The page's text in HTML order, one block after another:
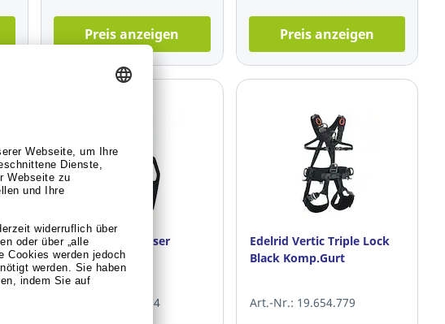
Preis anzeigen Preis anzeigen
Edelrid Hand Cruiser
Rechts
Art.-Nr.: 20.006.654
Edelrid Vertic Triple Lock
Black Komp.Gurt
Art.-Nr.: 19.654.779